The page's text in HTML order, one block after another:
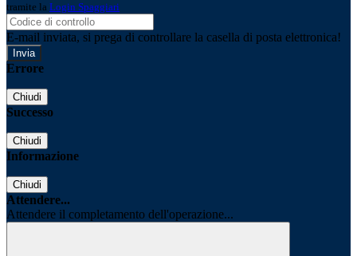
tramite la Login Spaggiari
E-mail inviata, si prega di controllare la casella di posta elettronica!
Errore
Chiudi
Successo
Chiudi
Informazione
Chiudi
Attendere...
Attendere il completamento dell'operazione...